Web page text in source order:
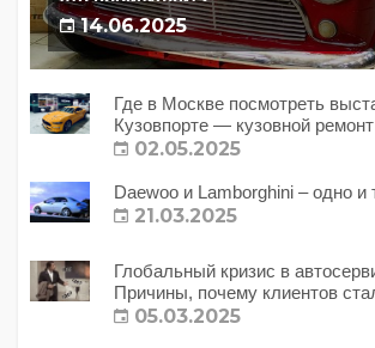
14.06.2025
Где в Москве посмотреть
Кузовпорте — кузовной
02.05.2025
Daewoo и Lamborghini – одно и
21.03.2025
Глобальный кризис в
Причины, почему клиентов
с этим делать?
05.03.2025